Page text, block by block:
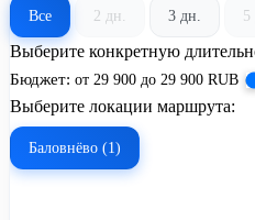
Все 2 дн. 3 дн. 5
Выберите конкретную
Бюджет: от 29 900 до 29 900 RUB
Выберите локации маршрута:
Баловнёво (1)